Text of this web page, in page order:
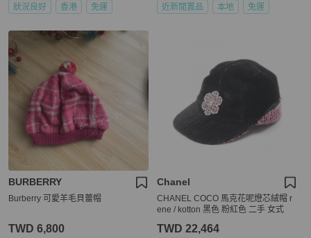
狀況良好 香港 免運 近新閒置品 本地 免運
BURBERRY
Burberry 可愛羊毛貝蕾帽
TWD 6,800
Chanel
CHANEL COCO 馬克花呢燈芯絨帽 r
ene / kotton 黑色 粉紅色 二手 女式
TWD 22,464